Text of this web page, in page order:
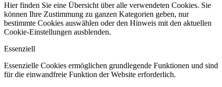
Hier finden Sie eine Übersicht über alle verwendeten Cookies. Sie
können Ihre Zustimmung zu ganzen Kategorien geben, nur
bestimmte Cookies auswählen oder den Hinweis mit den aktuellen
Cookie-Einstellungen ausblenden.
Essenziell
Essenzielle Cookies ermöglichen grundlegende Funktionen und sind
für die einwandfreie Funktion der Website erforderlich.